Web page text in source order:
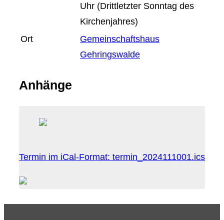
Uhr (Drittletzter Sonntag des
Kirchenjahres)
Ort
Gemeinschaftshaus
Gehringswalde
Anhänge
Termin im iCal-Format: termin_2024111001.ics